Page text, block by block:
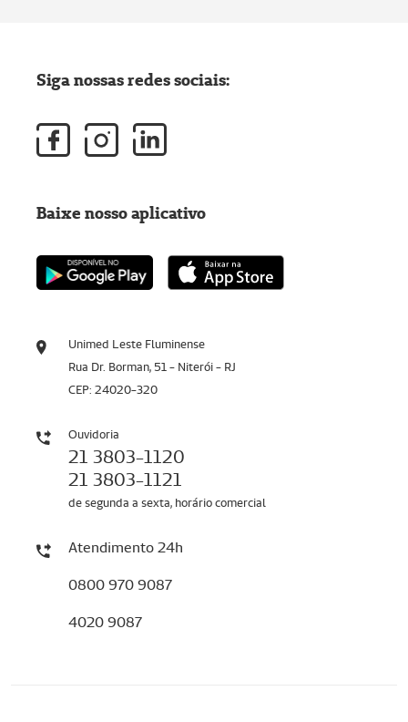
Unimed Leste Fluminense
Rua Dr. Borman, 51 - Niterói - RJ
CEP: 24020-320
Ouvidoria
21 3803-1120
21 3803-1121
de segunda a sexta, horário comercial
Atendimento 24h
0800 970 9087
4020 9087
Siga nossas redes sociais:
Baixe nosso aplicativo